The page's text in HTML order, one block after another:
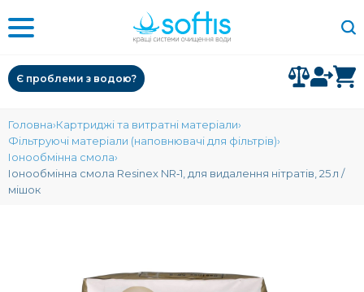
Є проблеми з водою?
Головна Картриджі та витратні матеріали
Фільтруючі матеріали (наповнювачі для фільтрів)
Іонообмінна смола
Іонообмінна смола Resinex NR‑1, для видалення нітратів, 25 л /
мішок